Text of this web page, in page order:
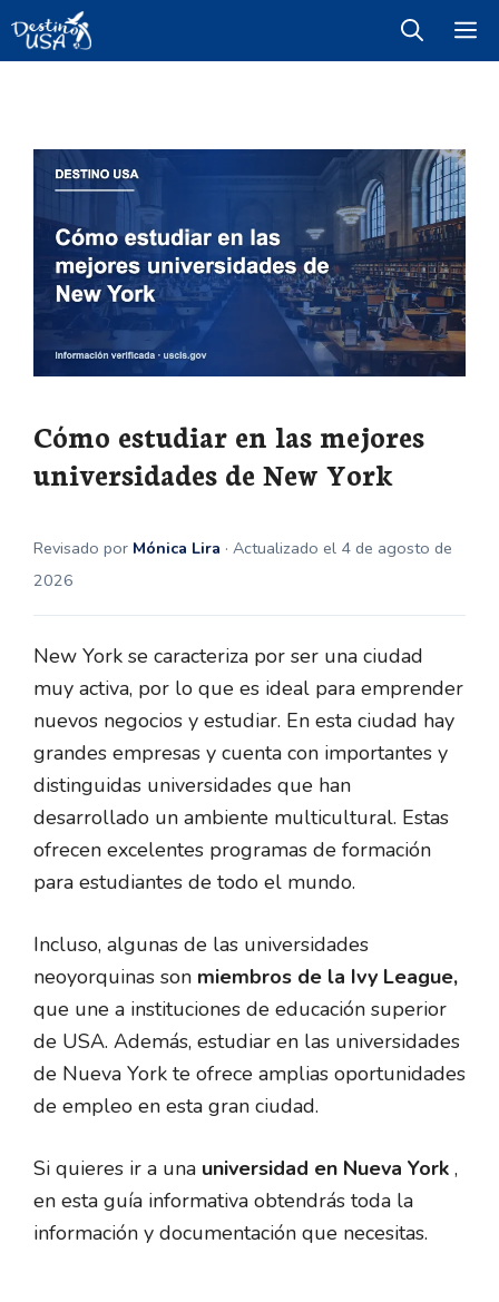
Saltar
Cómo estudiar en las mejores
universidades de New York
Revisado por Mónica Lira · Actualizado el 4 de agosto de
2026
New York se caracteriza por ser una ciudad
muy activa, por lo que es ideal para emprender
nuevos negocios y estudiar. En esta ciudad hay
grandes empresas y cuenta con importantes y
distinguidas universidades que han
desarrollado un ambiente multicultural. Estas
ofrecen excelentes programas de formación
para estudiantes de todo el mundo.
Incluso, algunas de las universidades
neoyorquinas son miembros de la Ivy League,
que une a instituciones de educación superior
de USA. Además, estudiar en las universidades
de Nueva York te ofrece amplias oportunidades
de empleo en esta gran ciudad.
Si quieres ir a una universidad en Nueva York ,
en esta guía informativa obtendrás toda la
información y documentación que necesitas.